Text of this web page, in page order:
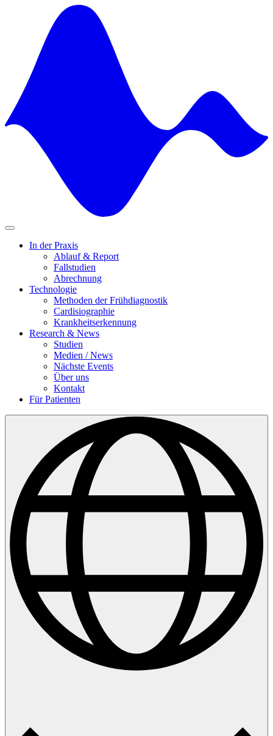
In der Praxis
Ablauf & Report
Fallstudien
Abrechnung
Technologie
Methoden der Frühdiagnostik
Cardisiographie
Krankheitserkennung
Research & News
Studien
Medien / News
Nächste Events
Über uns
Kontakt
Für Patienten